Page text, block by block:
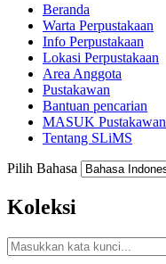
Beranda
Warta Perpustakaan
Info Perpustakaan
Lokasi Perpustakaan
Area Anggota
Pustakawan
Bantuan pencarian
MASUK Pustakawan
Tentang SLiMS
Pilih Bahasa
Koleksi